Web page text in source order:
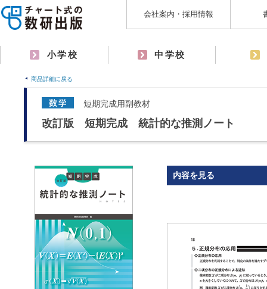
会社案内・採用情報
小学校 中学校
商品詳細に戻る
短期完成用副教材
改訂版 短期完成 統計的な推測ノート
内容を見る